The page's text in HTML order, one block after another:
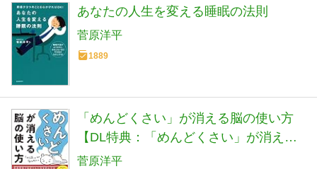
あなたの人生を変える睡眠の法則
菅原洋平
1889
「めんどくさい」が消える脳の使い方
【DL特典：「めんどくさい」が消える
行動早見表＆スマホ壁紙 付き】
菅原洋平